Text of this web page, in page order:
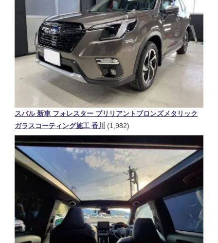
スバル 新車 フォレスター ブリリアントブロンズメタリック
ガラスコーティング施工 香川
(1,982)